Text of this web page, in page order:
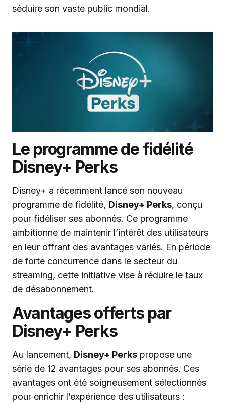
séduire son vaste public mondial.
Le programme de fidélité
Disney+ Perks
Disney+ a récemment lancé son nouveau
programme de fidélité, Disney+ Perks, conçu
pour fidéliser ses abonnés. Ce programme
ambitionne de maintenir l’intérêt des utilisateurs
en leur offrant des avantages variés. En période
de forte concurrence dans le secteur du
streaming, cette initiative vise à réduire le taux
de désabonnement.
Avantages offerts par
Disney+ Perks
Au lancement, Disney+ Perks propose une
série de 12 avantages pour ses abonnés. Ces
avantages ont été soigneusement sélectionnés
pour enrichir l’expérience des utilisateurs :